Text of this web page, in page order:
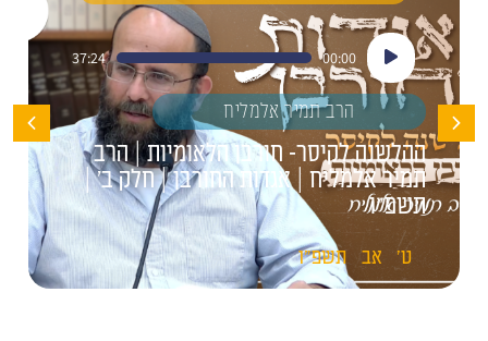
נגן
אודיו
00:00
37:24
הרב תמיר אלמליח
ההלשנה לקיסר- חורבן הלאומיות | הרב
תמיר אלמליח | אגדות החורבן | חלק ב' |
תשפ"ו
ט' אב תשפ"ו